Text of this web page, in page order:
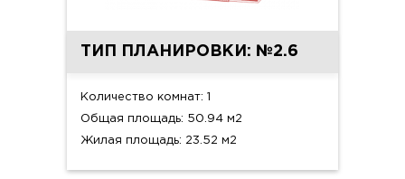
ТИП ПЛАНИРОВКИ: №2.6
Количество комнат: 1
Общая площадь: 50.94 м2
Жилая площадь: 23.52 м2